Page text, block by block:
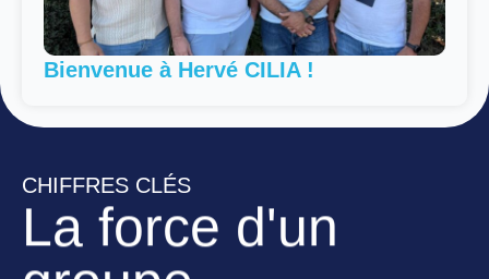
Bienvenue à Hervé CILIA !
CHIFFRES CLÉS
La force d'un